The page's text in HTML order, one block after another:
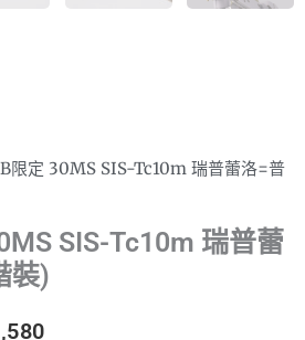
限定 30MS SIS-Tc10m 瑞普蕾洛=普
SIS-Tc10m 瑞普蕾
裝)
價